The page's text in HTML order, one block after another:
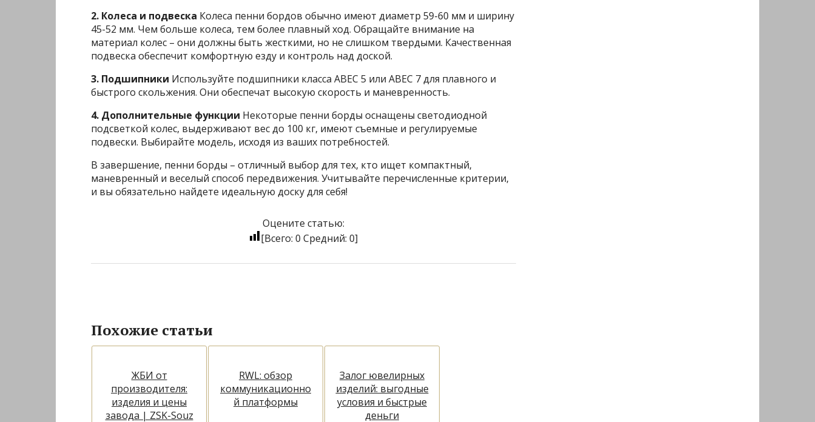
2. Колеса и подвеска Колеса пенни бордов обычно имеют диаметр 59-60 мм и ширину
45-52 мм. Чем больше колеса, тем более плавный ход. Обращайте внимание на
материал колес – они должны быть жесткими, но не слишком твердыми. Качественная
подвеска обеспечит комфортную езду и контроль над доской.
3. Подшипники Используйте подшипники класса ABEC 5 или ABEC 7 для плавного и
быстрого скольжения. Они обеспечат высокую скорость и маневренность.
4. Дополнительные функции Некоторые пенни борды оснащены светодиодной
подсветкой колес, выдерживают вес до 100 кг, имеют съемные и регулируемые
подвески. Выбирайте модель, исходя из ваших потребностей.
В завершение, пенни борды – отличный выбор для тех, кто ищет компактный,
маневренный и веселый способ передвижения. Учитывайте перечисленные критерии,
и вы обязательно найдете идеальную доску для себя!
Оцените статью:
[Всего:0 Средний:0]
Похожие статьи
ЖБИ от
производителя:
изделия и цены
завода | ZSK-Souz
RWL: обзор
коммуникационно
й платформы
Залог ювелирных
изделий: выгодные
условия и быстрые
деньги